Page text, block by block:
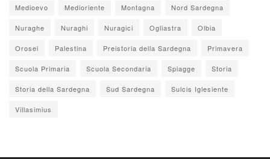
Medioevo Medioriente Montagna Nord Sardegna
Nuraghe Nuraghi Nuragici Ogliastra Olbia
Orosei Palestina Preistoria della Sardegna Primavera
Scuola Primaria Scuola Secondaria Spiagge Storia
Storia della Sardegna Sud Sardegna Sulcis Iglesiente
Villasimius